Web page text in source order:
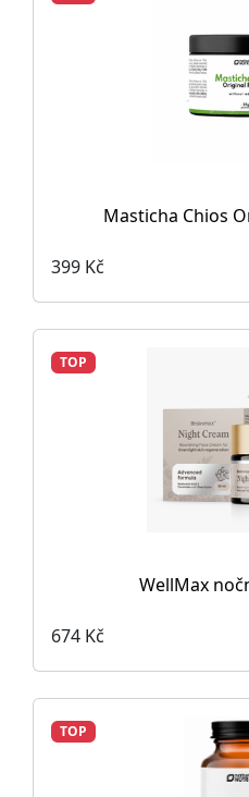
Masticha Chios
399 Kč
TOP
WellMax
674 Kč
TOP